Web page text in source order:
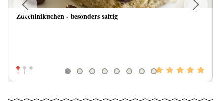
Zucchinikuchen - besonders saftig
Previous